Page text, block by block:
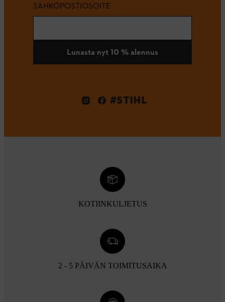
SÄHKÖPOSTIOSOITE
Lunasta nyt 10 % alennus
#STIHL
KOTIINKULJETUS
2 - 5 PÄIVÄN TOIMITUSAIKA